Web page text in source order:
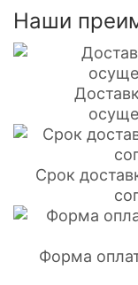
Наши
Срок
Форма